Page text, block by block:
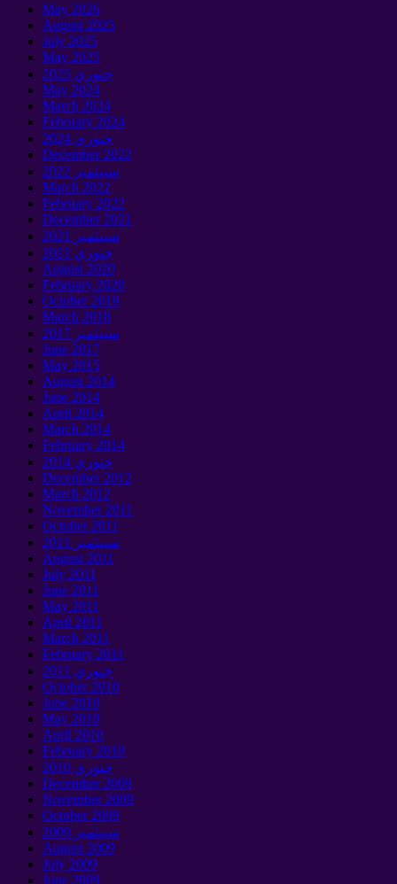
May 2026
August 2025
July 2025
May 2025
جنوري 2025
May 2024
March 2024
February 2024
جنوري 2024
December2022
سيپٽمبر 2022
March 2022
February 2022
December2021
سيپٽمبر 2021
جنوري 2021
August 2020
February 2020
October2019
March 2018
سيپٽمبر 2017
June 2017
May 2015
August 2014
June 2014
April 2014
March 2014
February 2014
جنوري 2014
December2012
March 2012
November2011
October2011
سيپٽمبر 2011
August 2011
July 2011
June 2011
May 2011
April 2011
March 2011
February 2011
جنوري 2011
October2010
June 2010
May 2010
April 2010
February 2010
جنوري 2010
December2009
November2009
October2009
سيپٽمبر 2009
August 2009
July 2009
June 2009